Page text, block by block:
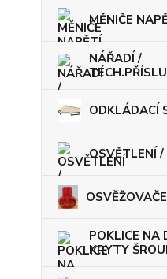
MĚNIČE
NÁŘADÍ /
ODKLÁDACÍ
OSVĚTLENÍ /
POKLICE NA
KRYTY